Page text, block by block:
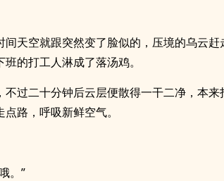
天空就跟突然变了脸似的，压境的乌云赶
的打工人淋成了落汤鸡。
过二十分钟后云层便散得一干二净，本来
路，呼吸新鲜空气。
。”